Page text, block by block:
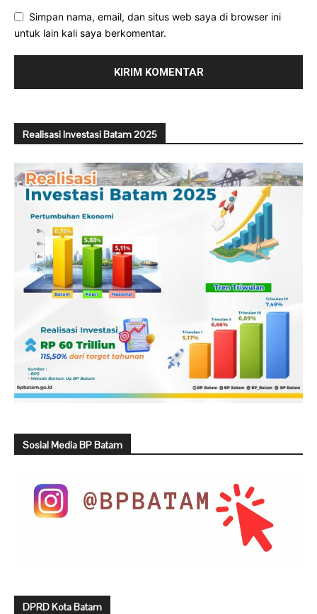
Simpan nama, email, dan situs web saya di browser ini
untuk lain kali saya berkomentar.
Realisasi Investasi Batam 2025
Sosial Media BP Batam
DPRD Kota Batam